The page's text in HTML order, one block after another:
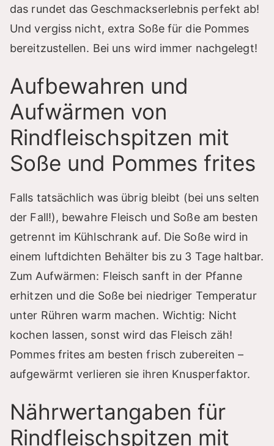
das rundet das Geschmackserlebnis perfekt ab!
Und vergiss nicht, extra Soße für die Pommes
bereitzustellen. Bei uns wird immer nachgelegt!
Aufbewahren und
Aufwärmen von
Rindfleischspitzen mit
Soße und Pommes frites
Falls tatsächlich was übrig bleibt (bei uns selten
der Fall!), bewahre Fleisch und Soße am besten
getrennt im Kühlschrank auf. Die Soße wird in
einem luftdichten Behälter bis zu 3 Tage haltbar.
Zum Aufwärmen: Fleisch sanft in der Pfanne
erhitzen und die Soße bei niedriger Temperatur
unter Rühren warm machen. Wichtig: Nicht
kochen lassen, sonst wird das Fleisch zäh!
Pommes frites am besten frisch zubereiten –
aufgewärmt verlieren sie ihren Knusperfaktor.
Nährwertangaben für
Rindfleischspitzen mit